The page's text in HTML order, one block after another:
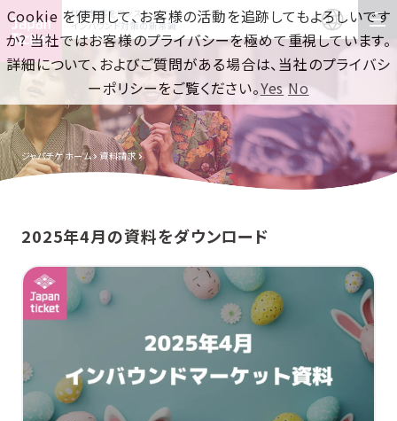
訪日集客をワンストップで！
インバウンド対策の新常識
ジャパチケ ホーム 資料請求
2025年4月の資料をダウンロード
Cookie を使用して、お客様の活動を追跡してもよろしいです
か? 当社ではお客様のプライバシーを極めて重視しています。
詳細について、およびご質問がある場合は、当社のプライバシ
ーポリシーをご覧ください。Yes No